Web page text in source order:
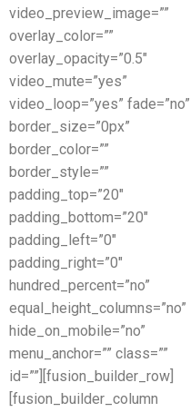
video_preview_image=””
overlay_color=””
overlay_opacity=”0.5″
video_mute=”yes”
video_loop=”yes” fade=”no”
border_size=”0px”
border_color=””
border_style=””
padding_top=”20″
padding_bottom=”20″
padding_left=”0″
padding_right=”0″
hundred_percent=”no”
equal_height_columns=”no”
hide_on_mobile=”no”
menu_anchor=”” class=””
id=””][fusion_builder_row]
[fusion_builder_column